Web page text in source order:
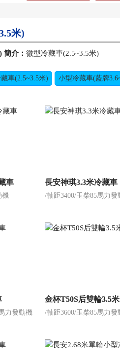
米)
簡介： 微型冷藏車(2.5~3.5米)
車(2.5~3.5米) 小型冷藏車(藍牌
車
機
長安神琪3.3米冷藏車
/軸距3400/玉柴85馬力發
力發動機
金杯T50S后雙輪3.5
/軸距3600/玉柴85馬力發